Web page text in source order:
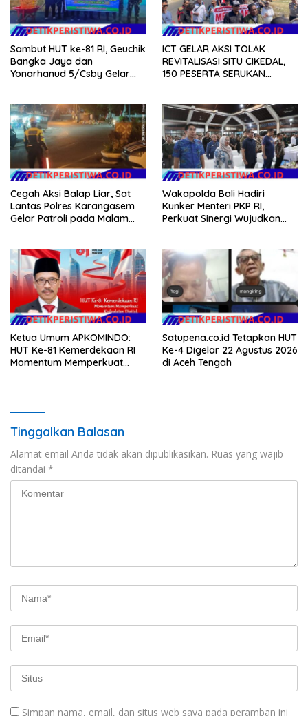
Sambut HUT ke-81 RI, Geuchik
Bangka Jaya dan
Yonarhanud 5/Csby Gelar
ICT GELAR AKSI TOLAK
REVITALISASI SITU CIKEDAL,
150 PESERTA SERUKAN
Cegah Aksi Balap Liar, Sat
Lantas Polres Karangasem
Gelar Patroli pada Malam
Wakapolda Bali Hadiri
Kunker Menteri PKP RI,
Perkuat Sinergi Wujudkan
Ketua Umum APKOMINDO:
HUT Ke-81 Kemerdekaan RI
Momentum Memperkuat
Emas 2045
Satupena.co.id Tetapkan HUT
Ke-4 Digelar 22 Agustus 2026
di Aceh Tengah
Tinggalkan Balasan
Alamat email Anda tidak akan dipublikasikan. Ruas yang wajib
ditandai *
Simpan nama, email, dan situs web saya pada peramban ini